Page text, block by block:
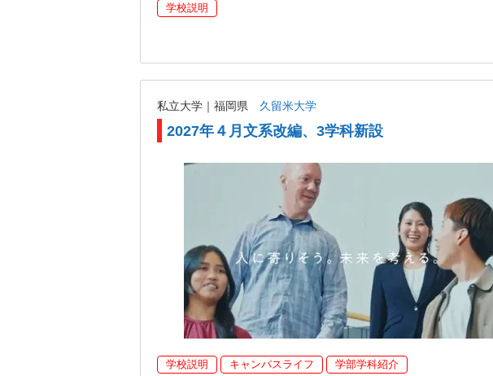
学校説明
私立大学｜福岡県 久留米大学
2027年４月文系改編、3学科新設
学校説明 キャンパスライフ 学部学科紹介